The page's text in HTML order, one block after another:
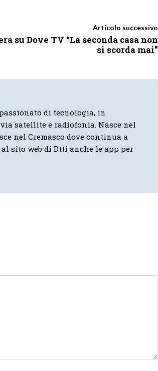
Articolo successivo
su Dove TV “La seconda casa non
si scorda mai”
di tecnologia, in
satellite e radiofonia. Nasce nel
nel Cremasco dove continua a
sito web di Dtti anche le app per